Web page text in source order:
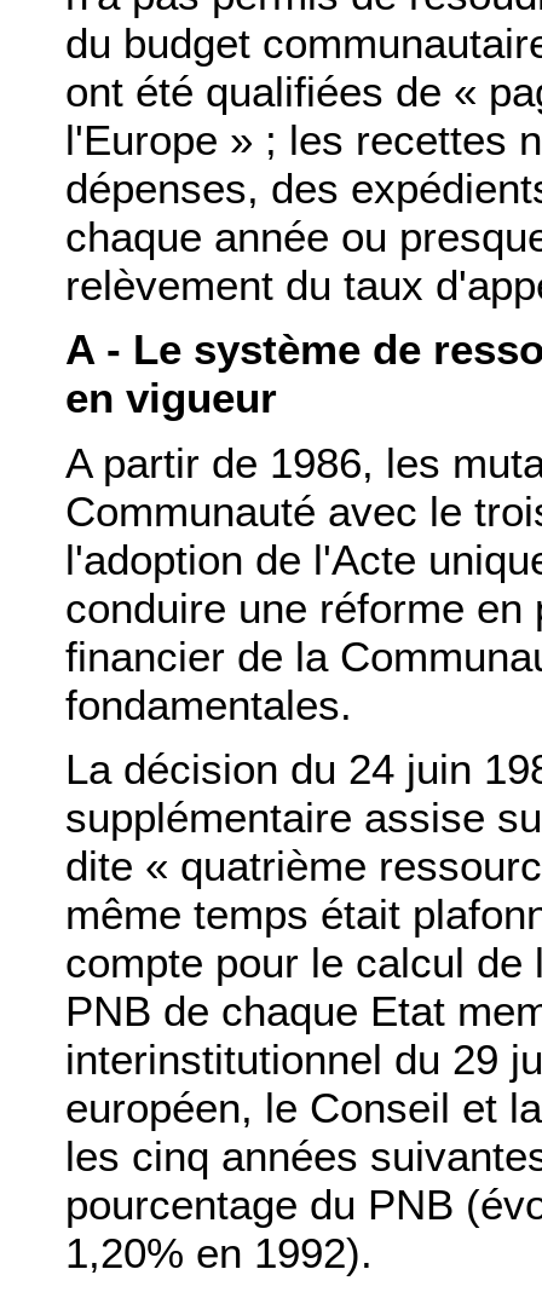
du budget
ont été qualifiées de «
l'Europe » ; les recettes
dépenses, des
chaque année ou
relèvement du taux
A - Le système de
en vigueur
A partir de 1986, les
Communauté avec le
l'adoption de l'Acte
conduire une réforme
financier de la
fondamentales.
La décision du 24 juin
supplémentaire assise
dite « quatrième
même temps était
compte pour le calcul de
PNB de chaque Etat
interinstitutionnel du 29
européen, le Conseil et
les cinq années
pourcentage du PNB
1,20% en 1992).